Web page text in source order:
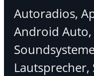
Autoradios,
Android